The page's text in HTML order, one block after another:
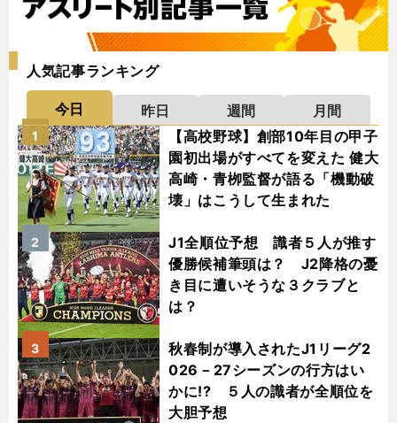
人気記事ランキング
今日 昨日 週間
月間
【高校野球】創部10年目の甲子
園初出場がすべてを変えた 健大
高崎・青栁監督が語る「機動破
壊」はこうして生まれた
1
J1全順位予想 識者５人が推す
優勝候補筆頭は？ J2降格の憂
き目に遭いそうな３クラブと
は？
2
秋春制が導入されたJ1リーグ2
026－27シーズンの行方はい
かに!? ５人の識者が全順位を
大胆予想
3